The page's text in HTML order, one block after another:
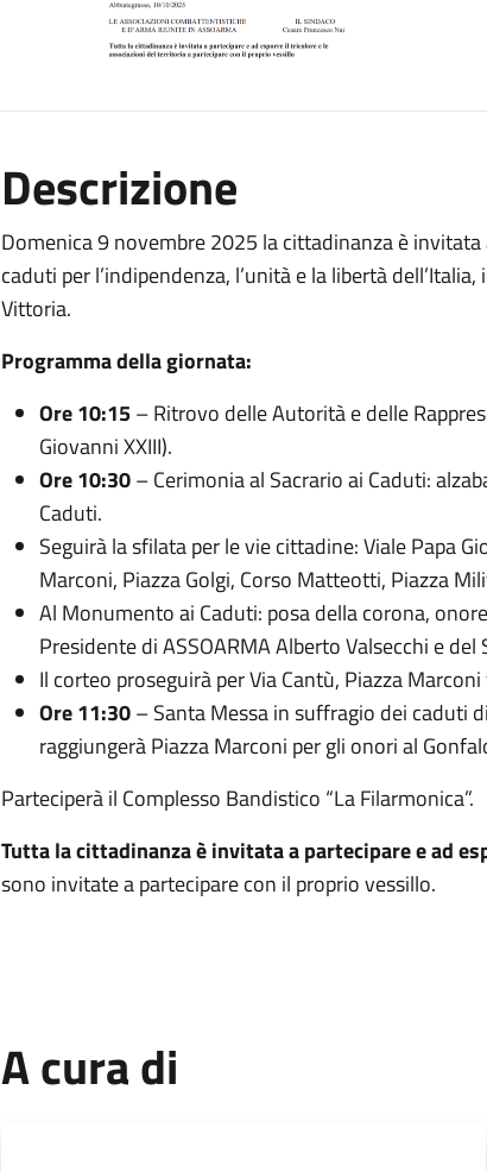
Descrizione
Domenica 9 novembre 2025 la cittadinanza è
caduti per l’indipendenza, l’unità e la libertà
Vittoria.
Programma della giornata:
Ore 10:15– Ritrovo delle Autorità e delle
Giovanni XXIII).
Ore 10:30– Cerimonia al Sacrario ai Caduti:
Caduti.
Seguirà la sfilata per le vie cittadine: Viale Papa
Marconi, Piazza Golgi, Corso Matteotti, Piazza
Al Monumento ai Caduti: posa della corona,
Presidente di ASSOARMA Alberto Valsecchi e del
Il corteo proseguirà per Via Cantù, Piazza
Ore 11:30– Santa Messa in suffragio dei caduti
raggiungerà Piazza Marconi per gli onori al
Parteciperà il Complesso Bandistico “La Filarmonica”.
Tutta la cittadinanza è invitata a partecipare e ad
sono invitate a partecipare con il proprio vessillo.
A cura di